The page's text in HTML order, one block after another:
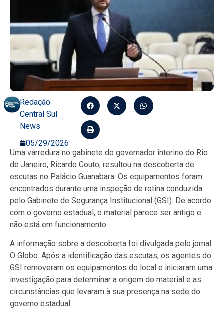
Redação
Central Sul
News
05/29/2026
Uma varredura no gabinete do governador interino do Rio
de Janeiro, Ricardo Couto, resultou na descoberta de
escutas no Palácio Guanabara. Os equipamentos foram
encontrados durante uma inspeção de rotina conduzida
pelo Gabinete de Segurança Institucional (GSI). De acordo
com o governo estadual, o material parece ser antigo e
não está em funcionamento.
A informação sobre a descoberta foi divulgada pelo jornal
O Globo. Após a identificação das escutas, os agentes do
GSI removeram os equipamentos do local e iniciaram uma
investigação para determinar a origem do material e as
circunstâncias que levaram à sua presença na sede do
governo estadual.